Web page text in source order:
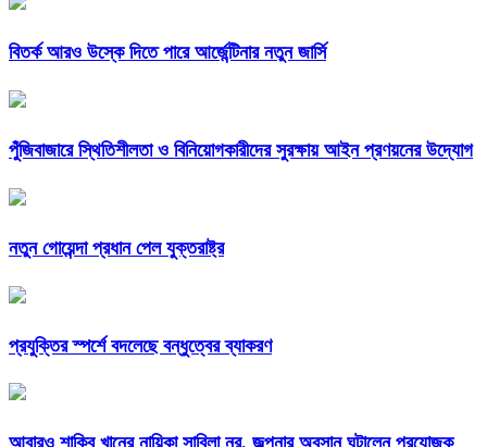
বিতর্ক আরও উস্কে দিতে পারে আর্জেন্টিনার নতুন জার্সি
পুঁজিবাজারে স্থিতিশীলতা ও বিনিয়োগকারীদের সুরক্ষায় আইন প্রণয়নের উদ্যোগ
নতুন গোয়েন্দা প্রধান পেল যুক্তরাষ্ট্র
প্রযুক্তির স্পর্শে বদলেছে বন্ধুত্বের ব্যাকরণ